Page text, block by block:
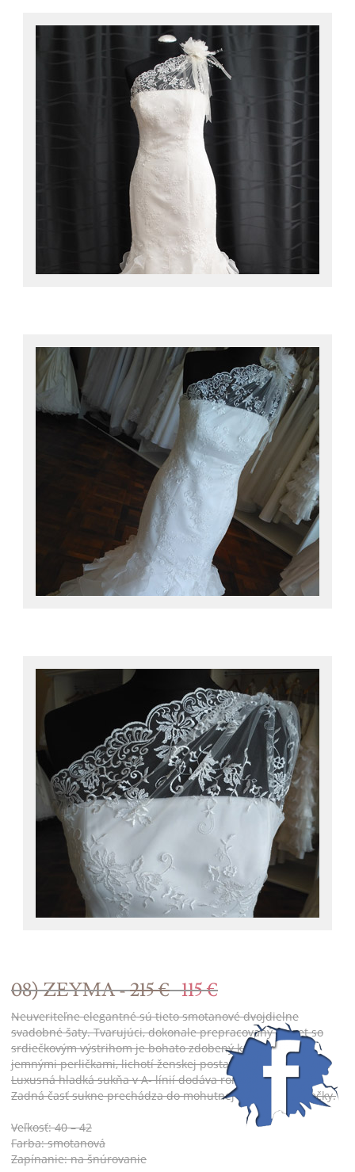
08) ZEYMA -215 € 115 €
Neuveriteľne elegantné sú tieto smotanové dvojdielne
svadobné šaty. Tvarujúci, dokonale prepracovaný korzet so
srdiečkovým výstrihom je bohato zdobený kamienkami a
jemnými perličkami, lichotí ženskej postave a zoštíhľuje pás.
Luxusná hladká sukňa v A- línií dodáva romantický vzhľad.
Zadná časť sukne prechádza do mohutnej nazberanej vlečky.
Veľkosť: 40 – 42
Farba: smotanová
Zapínanie: na šnúrovanie